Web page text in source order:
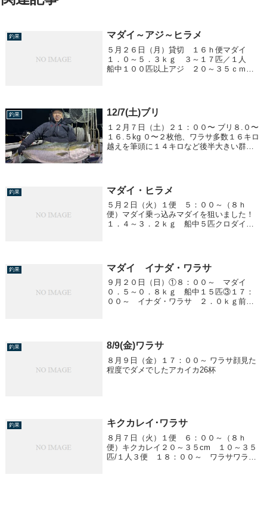
釣果 マダイ～アジ～ヒラメ
５月２６日（月）貸切 １６ｈ便マダイ
１．０～５．３ｋｇ ３～１７匹／１人
船中１００匹以上アジ ２０～３５ｃｍ
がとうござい...
釣果 12/7(土)ブリ
１２月７日（土）２１：００〜 ブリ８.０〜
１６.５kg ０〜２枚他、ワラサ多数１６キロ
越えを筆頭に１４キロなど後半大きい群れ
釣果 マダイ・ヒラメ
５月２日（火）１便 ５：００～（８ｈ
便）マダイ乗っ込みマダイを狙いました！
１．４～３．２ｋｇ 船中５匹クロダイ
ｇ 船中１匹
釣果 マダイ イナダ・ワラサ
９月２０日（日）①８：００～ マダイ
０．５～０．８ｋｇ 船中１５匹③１７：
００～ イナダ・ワラサ ２．０ｋｇ前
釣果 8/9(金)ワラサ
８月９日（金）１７：００～ ワラサ顔見た
程度でダメでしたアカイカ26杯
釣果 キクカレイ･ワラサ
８月７日（火）１便 ６：００～（８ｈ
便）キクカレイ２０～３５cm １０～３５
匹/１人３便 １８：００～ ワラサワラサ